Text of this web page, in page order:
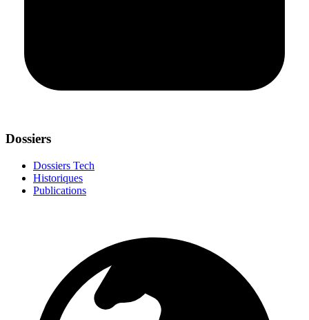
Dossiers
Dossiers Tech
Historiques
Publications